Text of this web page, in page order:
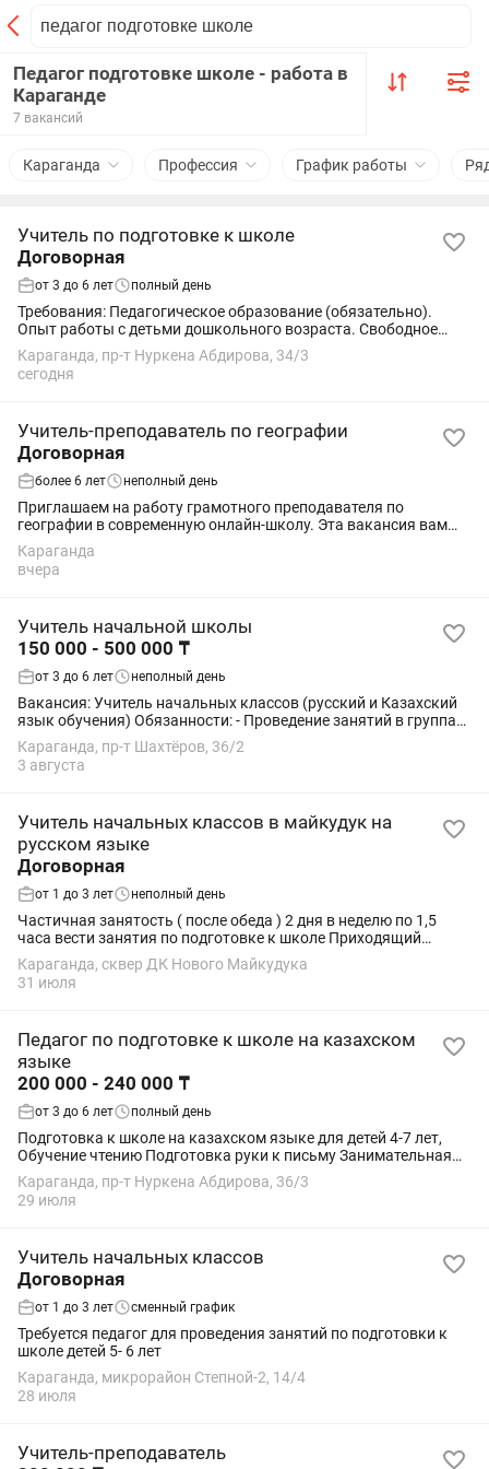
Педагог подготовке школе - работа в
Караганде
7 вакансий
Караганда Профессия График работы
Учитель по подготовке к школе
Договорная
от 3 до 6 лет полный день
Требования: Педагогическое образование (обязательно).
Опыт работы с детьми дошкольного возраста. Свободное
владение русским и казахским языками. Умение находить
подход к детям и работать с...
Караганда, пр-т Нуркена Абдирова, 34/3
сегодня
Учитель-преподаватель по географии
Договорная
более 6 лет неполный день
Приглашаем на работу грамотного преподавателя по
географии в современную онлайн-школу. Эта вакансия вам
подойдет, если вы: 1) учитель, который уже работает в школе/
образовательном центре и ищет...
Караганда
вчера
Учитель начальной школы
150 000 - 500 000 ₸
от 3 до 6 лет неполный день
Вакансия: Учитель начальных классов (русский и Казахский
язык обучения) Обязанности: - Проведение занятий в группах
начальной школы. - Развитие навыков чтения, письма, счета и
логического...
Караганда, пр-т Шахтёров, 36/2
3 августа
Учитель начальных классов в майкудук на
русском языке
Договорная
от 1 до 3 лет неполный день
Частичная занятость ( после обеда ) 2 дня в неделю по 1,5
часа вести занятия по подготовке к школе Приходящий
педагог русскоязычный
Караганда, сквер ДК Нового Майкудука
31 июля
Педагог по подготовке к школе на казахском
языке
200 000 - 240 000 ₸
от 3 до 6 лет полный день
Подготовка к школе на казахском языке для детей 4-7 лет,
Обучение чтению Подготовка руки к письму Занимательная
математика Знакомство с окружающим миром Развитие
логики, речи, мышления и внимания,...
Караганда, пр-т Нуркена Абдирова, 36/3
29 июля
Учитель начальных классов
Договорная
от 1 до 3 лет сменный график
Требуется педагог для проведения занятий по подготовки к
школе детей 5- 6 лет
Караганда, микрорайон Степной-2, 14/4
28 июля
Учитель-преподаватель